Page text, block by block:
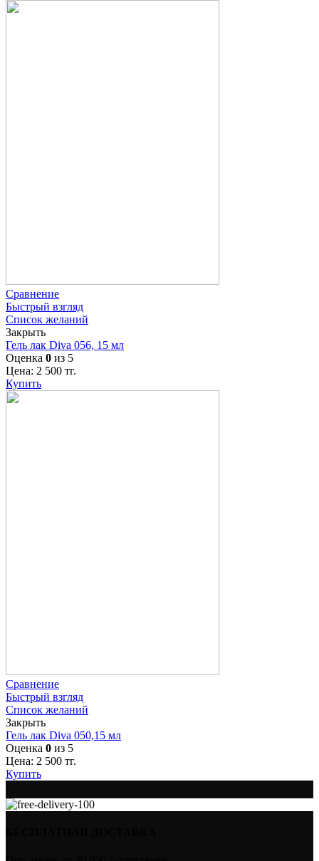
Сравнение
Быстрый взгляд
Список желаний
Закрыть
Гель лак Diva 056, 15 мл
Оценка 0 из 5
Цена: 2 500 тг.
Купить
Сравнение
Быстрый взгляд
Список желаний
Закрыть
Гель лак Diva 050,15 мл
Оценка 0 из 5
Цена: 2 500 тг.
Купить